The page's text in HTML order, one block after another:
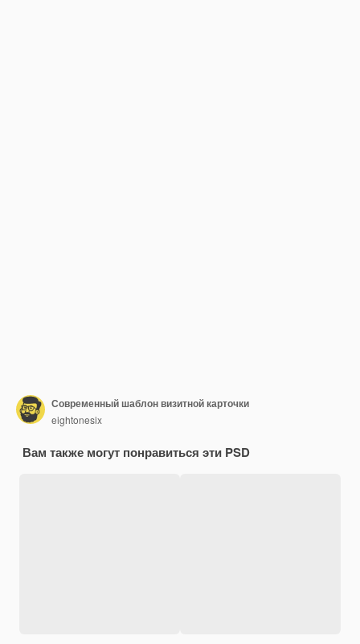
Современный шаблон визитной карточки
eightonesix
Вам также могут понравиться эти PSD